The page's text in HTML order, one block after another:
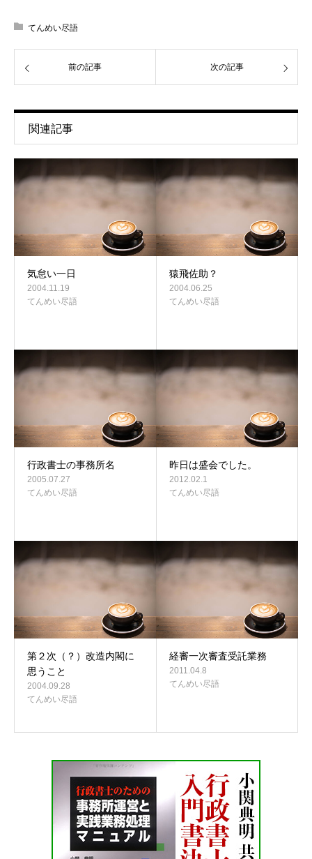
てんめい尽語
前の記事 次の記事
関連記事
気怠い一日
2004.11.19
てんめい尽語
猿飛佐助？
2004.06.25
てんめい尽語
行政書士の事務所名
2005.07.27
てんめい尽語
昨日は盛会でした。
2012.02.1
てんめい尽語
第２次（？）改造内閣に
思うこと
2004.09.28
てんめい尽語
経審一次審査受託業務
2011.04.8
てんめい尽語